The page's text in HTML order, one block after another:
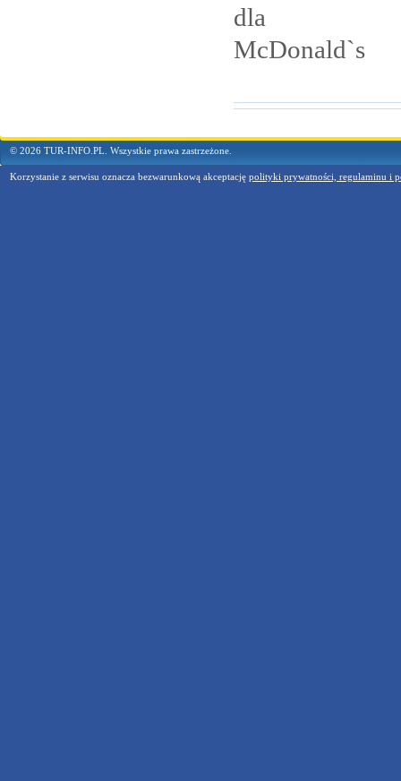
dla
McDonald`s
© 2026 TUR-INFO.PL. Wszystkie prawa zastrzeżone.
Korzystanie z serwisu oznacza bezwarunkową akceptację polityki prywatności, regulaminu i